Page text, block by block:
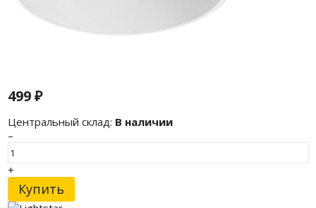
499₽
Центральный склад: В наличии
–
+
Купить